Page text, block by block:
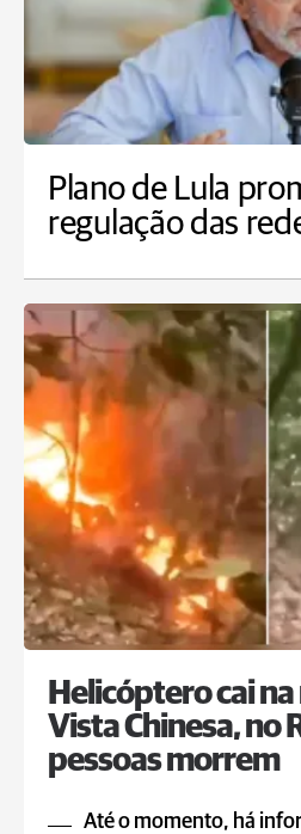
Plano de Lula
regulação das
Helicóptero cai
Vista Chinesa, no
pessoas morrem
Até o momento, há